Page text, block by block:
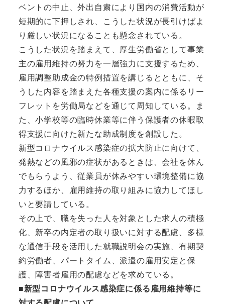
ベントの中止、外出自粛により国内の消費活動が
短期的に下押しされ、こうした状況が長引けばよ
り厳しい状況になることも懸念されている。
こうした状況を踏まえて、厚生労働省として事業
主の雇用維持の努力を一層強力に支援するため、
雇用調整助成金の特例措置を講じるとともに、そ
うした内容を踏まえた各種支援の案内に係るリー
フレットを労働局などを通じて周知している。ま
た、小学校等の臨時休業等に伴う保護者の休暇取
得支援に向けた新たな助成制度を創設した。
新型コロナウイルス感染症の拡大防止に向けて、
発熱などの風邪の症状があるときは、会社を休ん
でもらうよう、従業員が休みやすい環境整備に協
力するほか、雇用維持の取り組みに協力してほし
いと要請している。
その上で、職を失った人を対象とした求人の積極
化、新卒の内定者の取り扱いに対する配慮、多様
な通信手段を活用した就職説明会の実施、有期契
約労働者、パートタイム、派遣の雇用安定と保
護、障害者雇用の配慮などを求めている。
■新型コロナウイルス感染症に係る雇用維持等に